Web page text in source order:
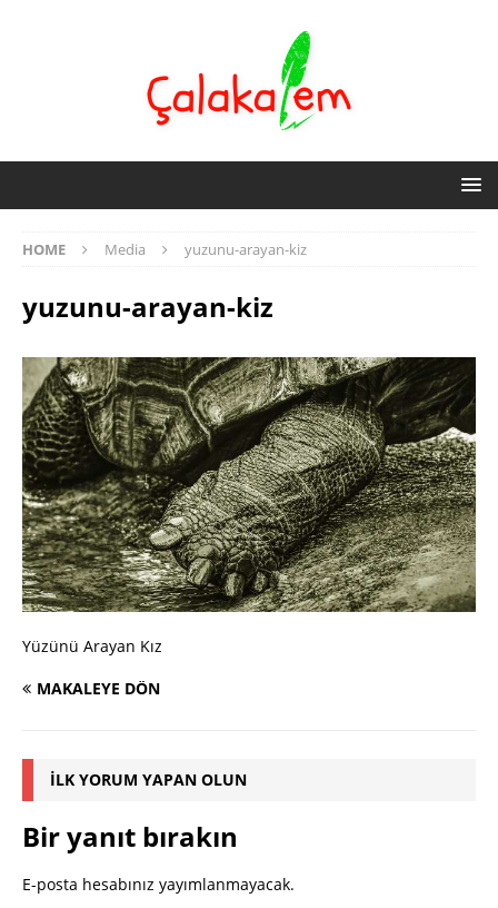
HOME Media yuzunu-arayan-kiz
yuzunu-arayan-kiz
Yüzünü Arayan Kız
MAKALEYE DÖN
İLK YORUM YAPAN OLUN
Bir yanıt bırakın
E-posta hesabınız yayımlanmayacak.